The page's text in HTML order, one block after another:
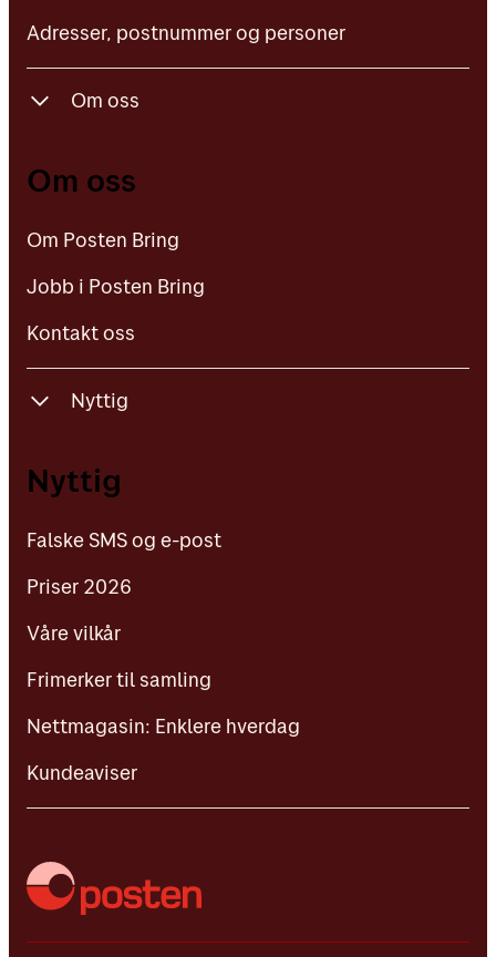
Adresser, postnummer og personer
Om oss
Om oss
Om Posten Bring
Jobb i Posten Bring
Kontakt oss
Nyttig
Falske SMS og e-post
Nyttig
Falske SMS og e-post
Priser 2026
Våre vilkår
Frimerker til samling
Nettmagasin: Enklere hverdag
Kundeaviser